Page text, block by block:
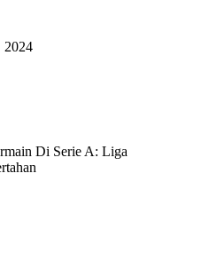
2024
Di Serie A: Liga